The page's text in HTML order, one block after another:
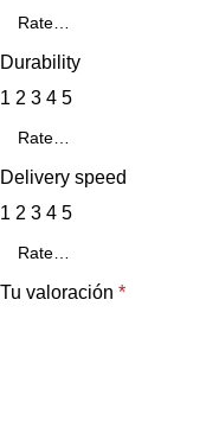
Durability
1 2 3 4 5
Delivery speed
1 2 3 4 5
Tu valoración *